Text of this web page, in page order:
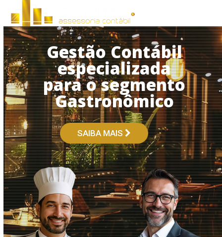
content
Open
mobile
menu
Close
mobile
menu
Gestão Contábil
especializada
para o segmento
Gastronômico
SAIBA MAIS